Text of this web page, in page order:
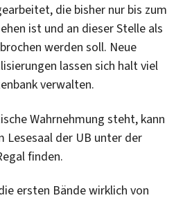
die bisher nur bis zum
ist und an dieser Stelle als
werden soll. Neue
lassen sich halt viel
verwalten.
Wahrnehmung steht, kann
Lesesaal der UB unter der
finden.
ersten Bände wirklich von